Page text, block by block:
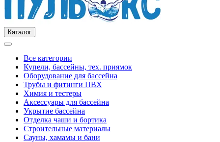
Каталог
Все категории
Купели, бассейны, тех. приямок
Оборудование для бассейна
Трубы и фитинги ПВХ
Химия и тестеры
Аксессуары для бассейна
Укрытие бассейна
Отделка чаши и бортика
Строительные материалы
Сауны, хамамы и бани